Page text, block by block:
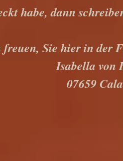
habe, dann
Sie hier in der
Isabella von
07659